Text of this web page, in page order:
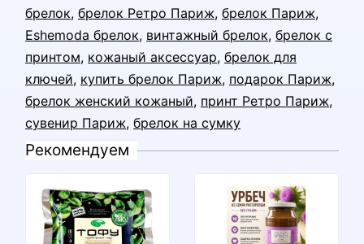
брелок, брелок Ретро Париж, брелок Париж,
Eshemoda брелок, винтажный брелок, брелок с
принтом, кожаный аксессуар, брелок для
ключей, купить брелок Париж, подарок Париж,
брелок женский кожаный, принт Ретро Париж,
сувенир Париж, брелок на сумку
Рекомендуем